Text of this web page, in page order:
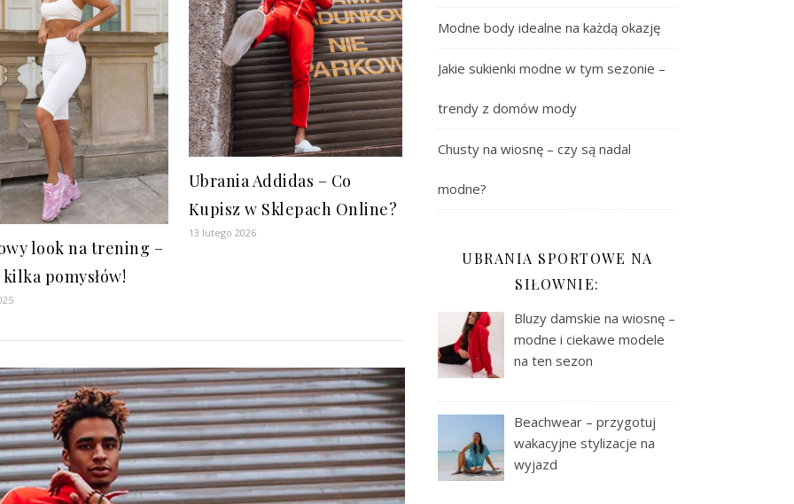
look na trening –
pomysłów!
Ubrania Addidas – Co
Kupisz w Sklepach Online?
13 lutego 2026
Modne body idealne na każdą okazję
Jakie sukienki modne w tym sezonie –
trendy z domów mody
Chusty na wiosnę – czy są nadal
modne?
UBRANIA SPORTOWE NA
SIŁOWNIE:
Bluzy damskie na wiosnę –
modne i ciekawe modele
na ten sezon
Beachwear – przygotuj
wakacyjne stylizacje na
wyjazd